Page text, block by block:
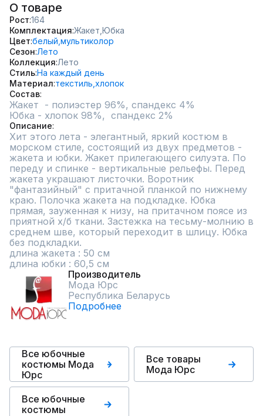
О товаре
Рост 164
Комплектация Жакет, Юбка
Цвет белый, мультиколор
Сезон Лето
Коллекция Лето
СтильНа каждый день
Материал текстиль, хлопок
Состав
Жакет  - полиэстер 96%, спандекс 4%
Юбка - хлопок 98%,  спандекс 2%
Описание
Хит этого лета - элегантный, яркий костюм в
морском стиле, состоящий из двух предметов -
жакета и юбки. Жакет прилегающего силуэта. По
переду и спинке - вертикальные рельефы. Перед
жакета украшают листочки. Воротник
"фантазийный" с притачной планкой по нижнему
краю. Полочка жакета на подкладке. Юбка
прямая, зауженная к низу, на притачном поясе из
приятной х/б ткани. Застежка на тесьму-молнию в
среднем шве, который переходит в шлицу. Юбка
без подкладки.
длина жакета : 50 см
длина юбки : 60,5 см
Производитель
Мода Юрс
Республика Беларусь
Подробнее
Все юбочные
костюмы Мода
Юрс
Все товары
Мода Юрс
Все юбочные
костюмы